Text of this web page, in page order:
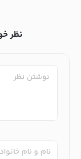
نظر
نام و نام